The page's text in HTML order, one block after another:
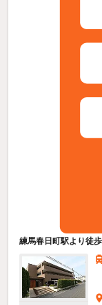
練馬春日町駅より徒